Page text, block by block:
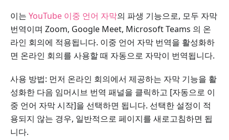
이는 YouTube 이중 언어 자막의 파생 기능으로, 모두 자막
번역이며 Zoom, Google Meet, Microsoft Teams 의 온
라인 회의에 적용됩니다. 이중 언어 자막 번역을 활성화하
면 온라인 회의를 사용할 때 자동으로 자막이 번역됩니다.
사용 방법: 먼저 온라인 회의에서 제공하는 자막 기능을 활
성화한 다음 임머시브 번역 패널을 클릭하고 [자동으로 이
중 언어 자막 시작]을 선택하면 됩니다. 선택한 설정이 적
용되지 않는 경우, 일반적으로 페이지를 새로고침하면 됩
니다.